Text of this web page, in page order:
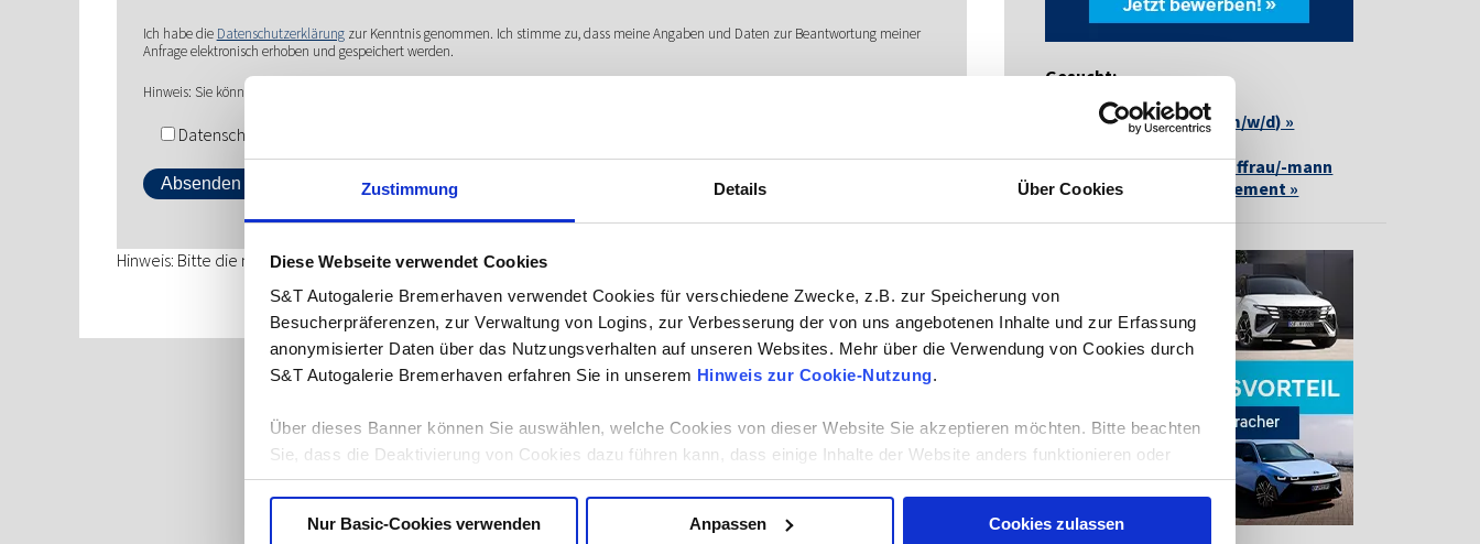
Zustimmung Details Über Cookies
Diese Webseite verwendet Cookies
S&T Autogalerie Bremerhaven verwendet Cookies für verschiedene Zwecke, z.B. zur Speicherung von
Besucherpräferenzen, zur Verwaltung von Logins, zur Verbesserung der von uns angebotenen Inhalte und zur Erfassung
anonymisierter Daten über das Nutzungsverhalten auf unseren Websites. Mehr über die Verwendung von Cookies durch
S&T Autogalerie Bremerhaven erfahren Sie in unserem Hinweis zur Cookie-Nutzung.
Über dieses Banner können Sie auswählen, welche Cookies von dieser Website Sie akzeptieren möchten. Bitte beachten
Sie, dass die Deaktivierung von Cookies dazu führen kann, dass einige Inhalte der Website anders funktionieren oder
ganz ausfallen. Der Browser auf Ihrem Computer oder Gerät ermöglicht es Ihnen möglicherweise auch, Sie zu
benachrichtigen oder Cookies automatisch abzulehnen. Mehr Informationen erhalten Sie in unserer
Datenschutzerklärung.
Nur Basic-Cookies verwenden Anpassen Cookies zulassen
Ich habe die Datenschutzerklärungzur Kenntnis genommen. Ich stimme zu, dass meine Angaben und Daten zur Beantwortung meiner
Anfrage elektronisch erhoben und gespeichert werden.
Hinweis: Sie können Ihre Einwilligung jederzeit für die Zukunft per E-Mail an
Datenschutzerklärung akzeptieren*
Hinweis: Bitte die mit * gekennzeichneten Felder ausfüllen.
Gesucht:
Kfz-Mechatroniker:in (m/w/d) »
Ausbildung zur/zum Kauffrau/-mann
(m/w/d) für Büromanagement »